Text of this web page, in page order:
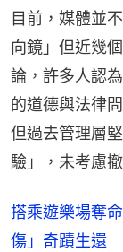
目前，媒體並
向鏡」但近幾
論，許多人認
的道德與法律
但過去管理層
驗」，未考慮撤
搭乘遊樂場奪
傷」奇蹟生還